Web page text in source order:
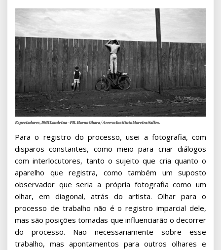
Espectadores, 1961 Londrina – PR. Haruo Ohara / Acervo Instituto Moreira Salles.
Para o registro do processo, usei a fotografia, com
disparos constantes, como meio para criar diálogos
com interlocutores, tanto o sujeito que cria quanto o
aparelho que registra, como também um suposto
observador que seria a própria fotografia como um
olhar, em diagonal, atrás do artista. Olhar para o
processo de trabalho não é o registro imparcial dele,
mas são posições tomadas que influenciarão o decorrer
do processo. Não necessariamente sobre esse
trabalho, mas apontamentos para outros olhares e